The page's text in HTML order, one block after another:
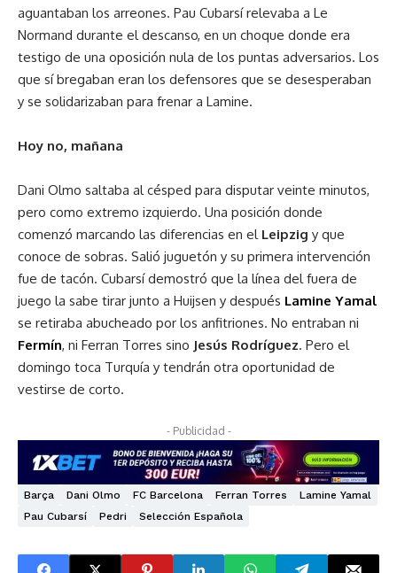
aguantaban los arreones. Pau Cubarsí relevaba a Le
Normand durante el descanso, en un choque donde era
testigo de una oposición nula de los puntas adversarios. Los
que sí bregaban eran los defensores que se desesperaban
y se solidarizaban para frenar a Lamine.
Hoy no, mañana
Dani Olmo saltaba al césped para disputar veinte minutos,
pero como extremo izquierdo. Una posición donde
comenzó marcando las diferencias en el Leipzig y que
conoce de sobras. Salió juguetón y su primera intervención
fue de tacón. Cubarsí demostró que la línea del fuera de
juego la sabe tirar junto a Huijsen y después Lamine Yamal
se retiraba abucheado por los anfitriones. No entraban ni
Fermín, ni Ferran Torres sino Jesús Rodríguez. Pero el
domingo toca Turquía y tendrán otra oportunidad de
vestirse de corto.
- Publicidad -
Barça Dani Olmo FC Barcelona Ferran Torres
Lamine Yamal
Pau Cubarsí
Pedri Selección Española